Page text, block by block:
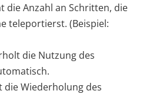
die Anzahl an Schritten, die
teleportierst. (Beispiel:
die Nutzung des
die Wiederholung des